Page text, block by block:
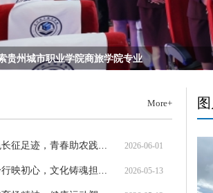
贵州城市职业学院商旅学院专业
More+
商旅学院开展“踏红色长征足迹，青春助农践初心”主题实践活动 2026-06-01
商旅学院开展“多彩黔行映初心，文化铸魂担使命” 2026-05-13